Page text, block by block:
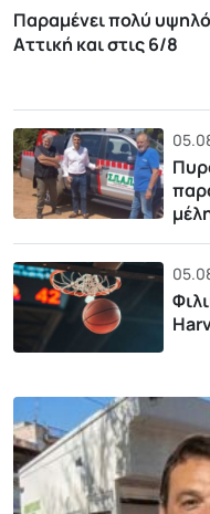
Παραμένει πολύ
Αττική και στις 6/8